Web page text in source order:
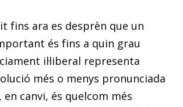
fins ara es desprèn que un
és fins a quin grau
il·liberal representa
més o menys pronunciada
en canvi, és quelcom més